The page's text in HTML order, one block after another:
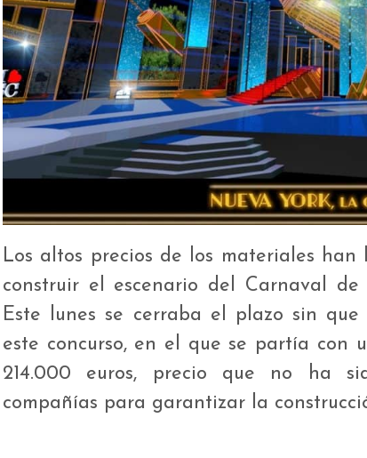
Los altos precios de los materiales
construir el escenario del Carnaval
Este lunes se cerraba el plazo sin
este concurso, en el que se partía con
214.000 euros, precio que no ha
compañías para garantizar la